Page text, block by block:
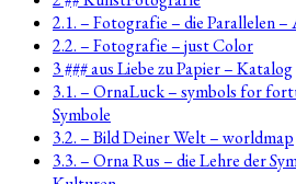
2.1. – Fotografie – die Parallelen
2.2. – Fotografie – just Color
3 ### aus Liebe zu Papier – Katalog
3.1. – OrnaLuck – symbols for
Symbole
3.2. – Bild Deiner Welt – worldmap
3.3. – Orna Rus – die Lehre der